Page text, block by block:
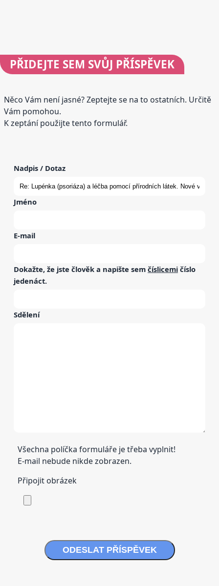
PŘIDEJTE SEM SVŮJ PŘÍSPĚVEK
Něco Vám není jasné? Zeptejte se na to ostatních. Určitě
Vám pomohou.
K zeptání použijte tento formulář.
Nadpis / Dotaz
Jméno
E-mail
Dokažte, že jste člověk a napište sem číslicemi číslo
jedenáct.
Sdělení
Všechna políčka formuláře je třeba vyplnit!
E-mail nebude nikde zobrazen.
Připojit obrázek
ODESLAT PŘÍSPĚVEK